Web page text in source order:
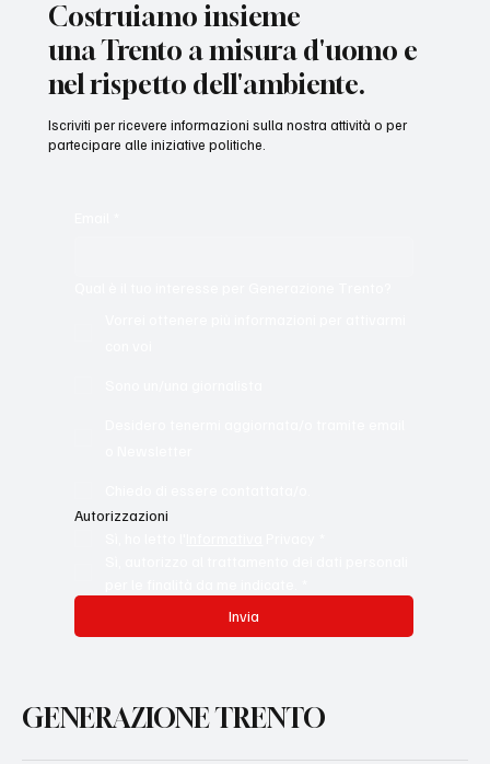
Costruiamo insieme
una Trento a misura d'uomo e
nel rispetto dell'ambiente.
Autorizzazioni
Invia
Iscriviti per ricevere informazioni sulla nostra attività o per
partecipare alle iniziative politiche.
GENERAZIONE TRENTO